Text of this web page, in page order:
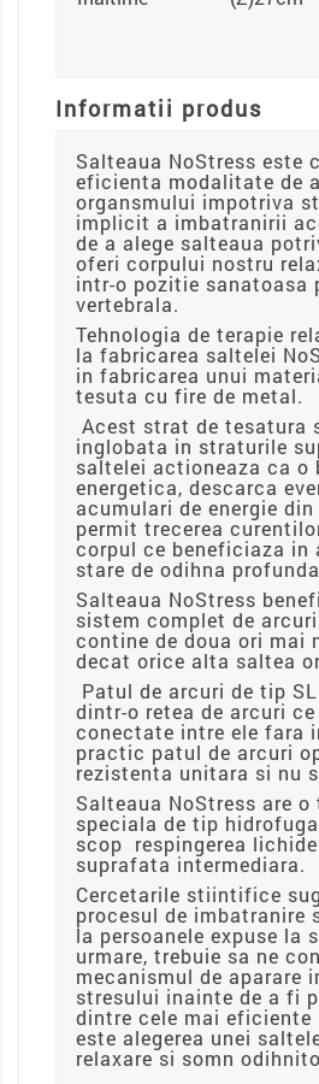
Informatii produs
Salteaua NoStress este
eficienta modalitate de
organsmului impotriva
implicit a imbatranirii
de a alege salteaua
oferi corpului nostru
intr-o pozitie sanatoasa
vertebrala.
Tehnologia de terapie
la fabricarea saltelei
in fabricarea unui
tesuta cu fire de metal.
Acest strat de tesatura
inglobata in straturile
saltelei actioneaza ca o
energetica, descarca
acumulari de energie
permit trecerea
corpul ce beneficiaza in
stare de odihna profunda
Salteaua NoStress
sistem complet de
contine de doua ori mai
decat orice alta saltea
Patul de arcuri de tip
dintr-o retea de arcuri
conectate intre ele fara
practic patul de arcuri
rezistenta unitara si nu
Salteaua NoStress are o
speciala de tip
scop respingerea
suprafata intermediara.
Cercetarile stiintifice
procesul de imbatranire
la persoanele expuse la
urmare, trebuie sa ne
mecanismul de aparare
stresului inainte de a fi
dintre cele mai
este alegerea unei
relaxare si somn